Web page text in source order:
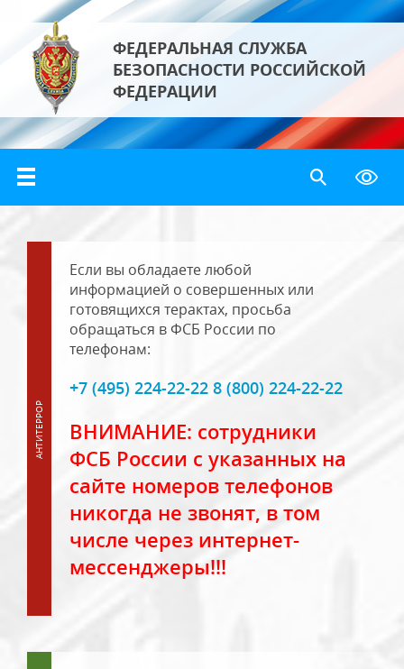
ФЕДЕРАЛЬНАЯ СЛУЖБА
БЕЗОПАСНОСТИ РОССИЙСКОЙ
ФЕДЕРАЦИИ
Если вы обладаете любой
информацией о совершенных или
готовящихся терактах, просьба
обращаться в ФСБ России по
телефонам:
+7 (495) 224-22-22 8 (800) 224-22-22
ВНИМАНИЕ: сотрудники
ФСБ России с указанных на
сайте номеров телефонов
никогда не звонят, в том
числе через интернет-
мессенджеры!!!